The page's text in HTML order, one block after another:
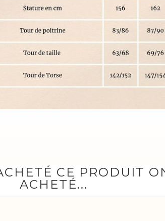
CE PRODUIT
ACHETÉ...